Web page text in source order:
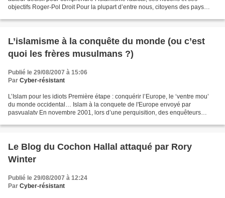
objectifs Roger-Pol Droit Pour la plupart d’entre nous, citoyens des pays
L’islamisme à la conquête du monde (ou c’est
quoi les frères musulmans ?)
Publié le 29/08/2007 à 15:06
Par Cyber-résistant
L’Islam pour les idiots Première étape : conquérir l’Europe, le ‘ventre mou’
du monde occidental… Islam à la conquete de l'Europe envoyé par
pasvualatv En novembre 2001, lors d’une perquisition, des enquêteurs
Le Blog du Cochon Hallal attaqué par Rory
Winter
Publié le 29/08/2007 à 12:24
Par Cyber-résistant